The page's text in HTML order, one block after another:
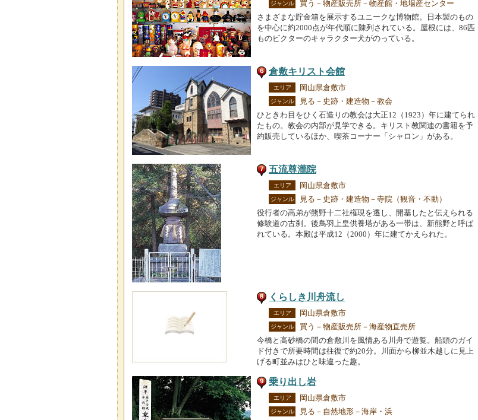
ジャンル
買う－物産販売所－物産館・地場産センター
さまざまな貯金箱を展示するユニークな博物館。日本製のもの
を中心に約2000点が年代順に陳列されている。屋根には、86匹
ものビクターのキャラクター犬がのっている。
倉敷キリスト会館
エリア 岡山県倉敷市
ジャンル
見る－史跡・建造物－教会
ひときわ目をひく石造りの教会は大正12（1923）年に建てられ
たもの。教会の内部が見学できる。キリスト教関連の書籍を予
約販売しているほか、喫茶コーナー「シャロン」がある。
五流尊瀧院
エリア 岡山県倉敷市
ジャンル
見る－史跡・建造物－寺院（観音・不動）
役行者の高弟が熊野十二社権現を遷し、開基したと伝えられる
修験道の古刹。後鳥羽上皇供養塔がある一帯は、新熊野と呼ば
れている。本殿は平成12（2000）年に建てかえられた。
くらしき川舟流し
エリア 岡山県倉敷市
ジャンル
買う－物産販売所－海産物直売所
今橋と高砂橋の間の倉敷川を風情ある川舟で遊覧。船頭のガイ
ド付きで所要時間は往復で約20分。川面から柳並木越しに見上
げる町並みはひと味違った趣。
乗り出し岩
エリア 岡山県倉敷市
ジャンル
見る－自然地形－海岸・浜